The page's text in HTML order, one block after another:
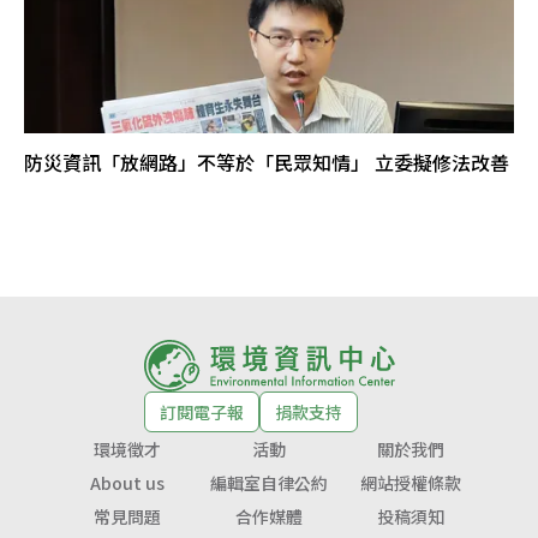
防災資訊「放網路」不等於「民眾知情」 立委擬修法改善
訂閱電子報
捐款支持
環境徵才
活動
關於我們
About us
編輯室自律公約
網站授權條款
常見問題
合作媒體 投稿須知